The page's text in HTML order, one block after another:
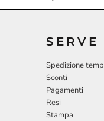
SERVE
Spedizione
Sconti
Pagamenti
Resi
Stampa